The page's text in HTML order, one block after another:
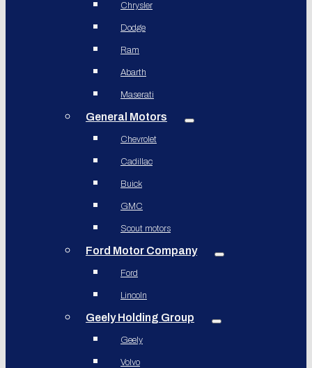
Chrysler
Dodge
Ram
Abarth
Maserati
General Motors
Chevrolet
Cadillac
Buick
GMC
Scout motors
Ford Motor Company
Ford
Lincoln
Geely Holding Group
Geely
Volvo